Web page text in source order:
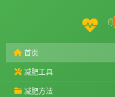
首页
减肥工具
减肥方法